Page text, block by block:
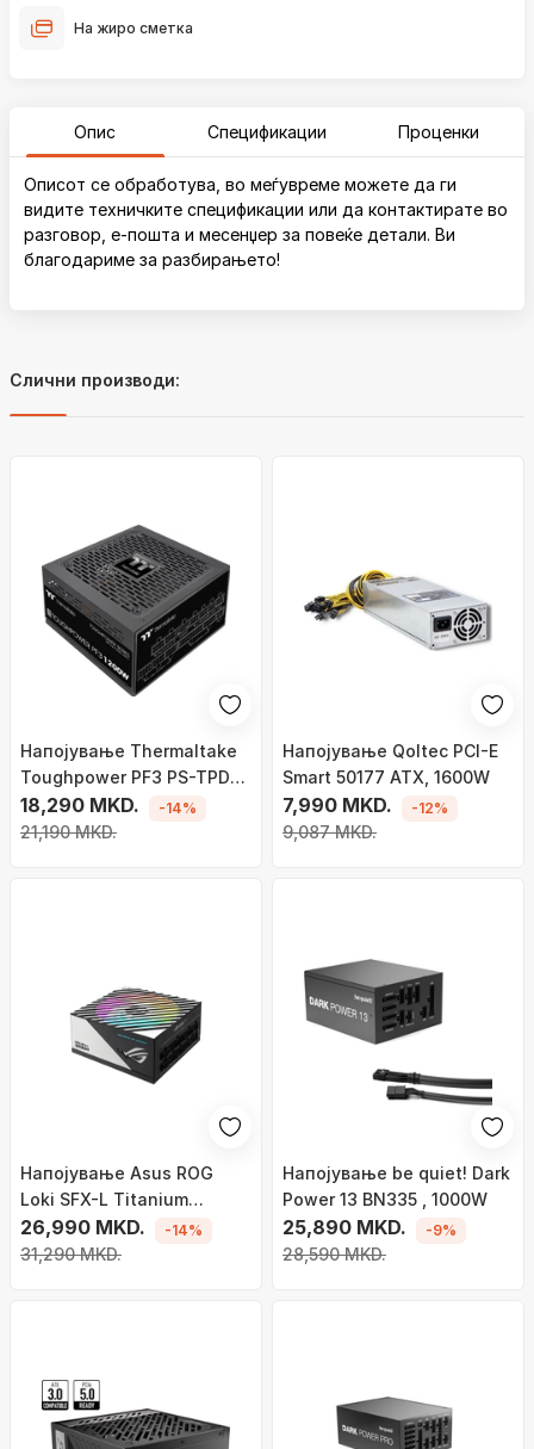
На жиро сметка
Опис Спецификации Проценки
Описот се обработува, во меѓувреме можете да ги
видите техничките спецификации или да контактирате во
разговор, е-пошта и месенџер за повеќе детали. Ви
благодариме за разбирањето!
Слични производи:
Напојување Thermaltake
Toughpower PF3 PS-TPD-
1200FNFAPE-3 ATX 3.0,
1200W
18,290 MKD.
21,190 MKD.
-14%
Напојување Qoltec PCI-E
Smart 50177 ATX, 1600W
7,990 MKD.
9,087 MKD.
-12%
Напојување Asus ROG
Loki SFX-L Titanium
90YE00N0-B0NA00 ,
1200W
26,990 MKD.
31,290 MKD.
-14%
Напојување be quiet! Dark
Power 13 BN335 , 1000W
25,890 MKD.
28,590 MKD.
-9%